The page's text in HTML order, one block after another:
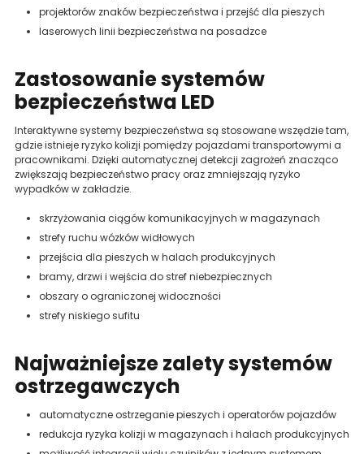
projektorów znaków bezpieczeństwa i przejść dla pieszych
laserowych linii bezpieczeństwa na posadzce
Zastosowanie systemów
bezpieczeństwa LED
Interaktywne systemy bezpieczeństwa są stosowane wszędzie tam,
gdzie istnieje ryzyko kolizji pomiędzy pojazdami transportowymi a
pracownikami. Dzięki automatycznej detekcji zagrożeń znacząco
zwiększają bezpieczeństwo pracy oraz zmniejszają ryzyko
wypadków w zakładzie.
skrzyżowania ciągów komunikacyjnych w magazynach
strefy ruchu wózków widłowych
przejścia dla pieszych w halach produkcyjnych
bramy, drzwi i wejścia do stref niebezpiecznych
obszary o ograniczonej widoczności
strefy niskiego sufitu
Najważniejsze zalety systemów
ostrzegawczych
automatyczne ostrzeganie pieszych i operatorów pojazdów
redukcja ryzyka kolizji w magazynach i halach produkcyjnych